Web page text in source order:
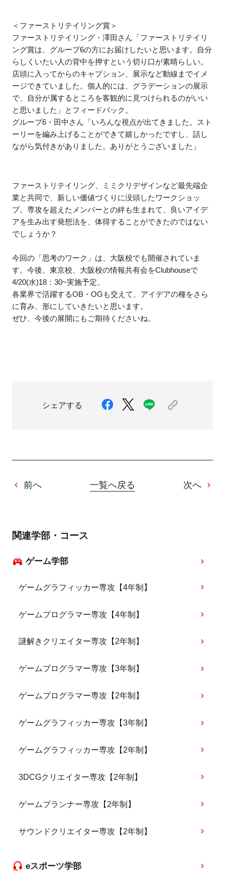
＜ファーストリテイリング賞＞
ファーストリテイリング・澤田さん「ファーストリテイリ
ング賞は、グループ6の方にお届けしたいと思います。自分
らしくいたい人の背中を押すという切り口が素晴らしい。
店頭に入ってからのキャプション、展示など動線までイメ
ージできていました。個人的には、グラデーションの展示
で、自分が属するところを客観的に見つけられるのがいい
と思いました」とフィードバック。
グループ6・田中さん「いろんな視点が出てきました。スト
ーリーを編み上げることができて嬉しかったですし、話し
ながら気付きがありました。ありがとうございました」
ファーストリテイリング、ミミクリデザインなど最先端企
業と共同で、新しい価値づくりに没頭したワークショッ
プ。専攻を超えたメンバーとの絆も生まれて、良いアイデ
アを生み出す発想法を、体得することができたのではない
でしょうか？
今回の「思考のワーク」は、大阪校でも開催されていま
す。今後、東京校、大阪校の情報共有会をClubhouseで
4/20(水)18：30~実施予定。
各業界で活躍するOB・OGも交えて、アイデアの種をさら
に育み、形にしていきたいと思います。
ぜひ、今後の展開にもご期待くださいね。
シェアする
前へ 一覧へ戻る 次へ
関連学部・コース
ゲーム学部
ゲームグラフィッカー専攻【4年制】
ゲームプログラマー専攻【4年制】
謎解きクリエイター専攻【2年制】
ゲームプログラマー専攻【3年制】
ゲームプログラマー専攻【2年制】
ゲームグラフィッカー専攻【3年制】
ゲームグラフィッカー専攻【2年制】
3DCGクリエイター専攻【2年制】
ゲームプランナー専攻【2年制】
サウンドクリエイター専攻【2年制】
eスポーツ学部